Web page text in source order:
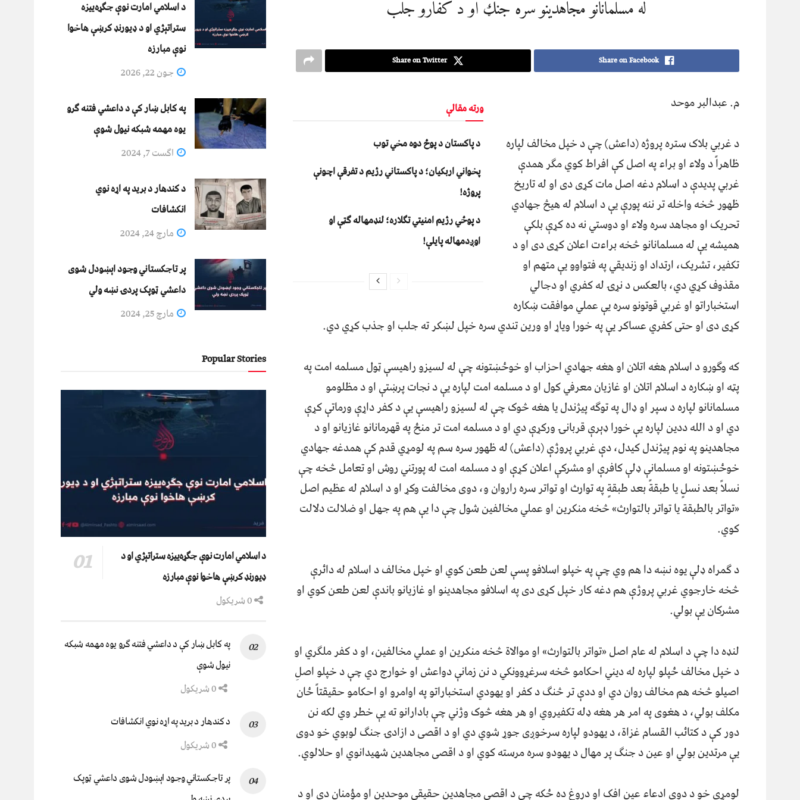
له مسلمانانو مجاهدینو سره جنګ او د کفارو جلب
Share on Facebook
Share on Twitter
ورته مقالې
د پاکستان د پوځ دوه مخي توب
پخواني اربکیان؛ د پاکستاني رژیم د تفرقې اچونې
پروژه!
د پوځي رژیم امنیتي تګلاره؛ لنډمهاله ګټې او
اوږدمهاله پایلې!
م. عبدالبر موحد
د غربي بلاک ستره پروژه (داعش) چې د خپل مخالف لپاره
ظاهراً د ولاء او براء په اصل کې افراط کوي مګر همدې
غربي پدیدې د اسلام دغه اصل مات کړی دی او له تاریخ
ظهور څخه واخله تر ننه پورې یې د اسلام له هیڅ جهادي
تحریک او مجاهد سره ولاء او دوستي نه ده کړې بلکې
همیشه یې له مسلمانانو څخه براءت اعلان کړی دی او د
تکفیر، تشریک، ارتداد او زندیقي په فتواوو یې متهم او
مقذوف کړي دي، بالعکس د نړۍ له کفري او دجالي
استخباراتو او غربي قوتونو سره یې عملي موافقت ښکاره
کړی دی او حتی کفري عساکر یې په خورا ویاړ او ورین تندي سره خپل لښکر ته جلب او جذب کړي دي.
که وګورو د اسلام هغه اتلان او هغه جهادي احزاب او خوځښتونه چې له لسیزو راهیسې ټول مسلمه امت په
پټه او ښکاره د اسلام اتلان او غازیان معرفي کول او د مسلمه امت لپاره یې د نجات پرښتې او د مظلومو
مسلمانانو لپاره د سپر او ډال په توګه پيژندل یا هغه څوک چې له لسیزو راهیسې یې د کفر داړې ورماتې کړې
دي او د الله ددین لپاره یې خورا ډېرې قربانۍ ورکړې دي او د مسلمه امت تر منځ په قهرمانانو غازیانو او د
مجاهدینو په نوم پيژندل کیدل، دې غربي پروژې (داعش) له ظهور سره سم په لومړي قدم کې همدغه جهادي
خوځښتونه او مسلمانې ډلې کافرې او مشرکې اعلان کړې او د مسلمه امت له پورتني روش او تعامل څخه چې
نسلاً بعد نسلٍ یا طبقةً بعد طبقةٍ په توارث او تواتر سره راروان و، دوی مخالفت وکړ او د اسلام له عظیم اصل
«تواتر بالطبقة یا تواتر بالتوارث» څخه منکرین او عملي مخالفین شول چې دا یې هم په جهل او ضلالت دلالت
کوي.
د ګمراه ډلې یوه نښه دا هم وي چې په خپلو اسلافو پسې لعن طعن کوي او خپل مخالف د اسلام له دائرې
څخه خارجوي غربي پروژې هم دغه کار خپل کړی دی په اسلافو مجاهدینو او غازیانو باندې لعن طعن کوي او
مشرکان یې بولي.
لنډه دا چې د اسلام له عام اصل «تواتر بالتوارث» او موالاة څخه منکرين او عملي مخالفین، او د کفر ملګري او
د خپل مخالف ځپلو لپاره له دیني احکامو څخه سرغړوونکي د نن زمانې دواعش او خوارج دي چې د خپلو اصلِ
اصیلو څخه هم مخالف روان دي او ددې تر څنګ د کفر او یهودي استخباراتو په اوامرو او احکامو حقیقتاً ځان
مکلف بولي، د هغوی په امر هر هغه ډله تکفیروي او هر هغه څوک وژني چې بادارانو ته یې خطر وي لکه نن
دور کې د کتائب القسام غزاة، د یهودو لپاره سرخوږی جوړ شوي دي او د اقصی د ازادۍ جنګ لوبوي خو دوی
یې مرتدین بولي او عین د جنګ پر مهال د یهودو سره مرسته کوي او د اقصی مجاهدین شهیدانوي او حلالوي.
لومړی خو د دوی ادعاء عین افک او دروغ ده ځکه چې د اقصی مجاهدین حقیقي موحدین او مؤمنان دي او د
د اسلامي امارت نوې جګړه‌ییزه
ستراتېژي او د ډیورنډ کرښې هاخوا
نوې مبارزه
جون 22, 2026
په کابل ښار کې د داعشي فتنه ګرو
يوه مهمه شبکه نيول شوې
اگست 7, 2024
د کندهار د برید په اړه نوي
انکشافات
مارچ 24, 2024
پر تاجکستاني وجود اېښودل شوی
داعشي ټوپک پردۍ نښه ولي
مارچ 25, 2024
Popular Stories
د اسلامي امارت نوې جګړه‌ییزه ستراتېژي او د
ډیورنډ کرښې هاخوا نوې مبارزه
په کابل ښار کې د داعشي فتنه ګرو يوه مهمه شبکه
نيول شوې
د کندهار د برید په اړه نوي انکشافات
پر تاجکستاني وجود اېښودل شوی داعشي ټوپک